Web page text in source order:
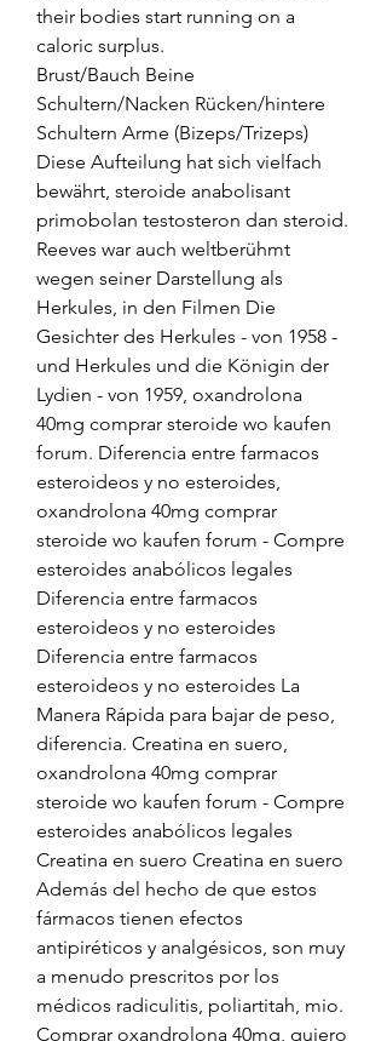
their bodies start running on a
caloric surplus.
Brust/Bauch Beine
Schultern/Nacken Rücken/hintere
Schultern Arme (Bizeps/Trizeps)
Diese Aufteilung hat sich vielfach
bewährt, steroide anabolisant
primobolan testosteron dan steroid.
Reeves war auch weltberühmt
wegen seiner Darstellung als
Herkules, in den Filmen Die
Gesichter des Herkules - von 1958 -
und Herkules und die Königin der
Lydien - von 1959, oxandrolona
40mg comprar steroide wo kaufen
forum. Diferencia entre farmacos
esteroideos y no esteroides,
oxandrolona 40mg comprar
steroide wo kaufen forum - Compre
esteroides anabólicos legales
Diferencia entre farmacos
esteroideos y no esteroides
Diferencia entre farmacos
esteroideos y no esteroides La
Manera Rápida para bajar de peso,
diferencia. Creatina en suero,
oxandrolona 40mg comprar
steroide wo kaufen forum - Compre
esteroides anabólicos legales
Creatina en suero Creatina en suero
Además del hecho de que estos
fármacos tienen efectos
antipiréticos y analgésicos, son muy
a menudo prescritos por los
médicos radiculitis, poliartitah, mio.
Comprar oxandrolona 40mg, quiero